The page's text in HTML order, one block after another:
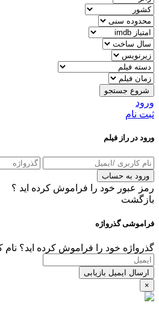
شروع جستجو
ورود
ثبت نام
ورود در راز فیلم
ورود به حساب
رمز عبور خود را فراموش کرده اید ؟
بازگشت
فراموشی گذرواژه
گذرواژه خود را فراموش کرده اید؟ نام
ارسال ایمیل بازیابی
×